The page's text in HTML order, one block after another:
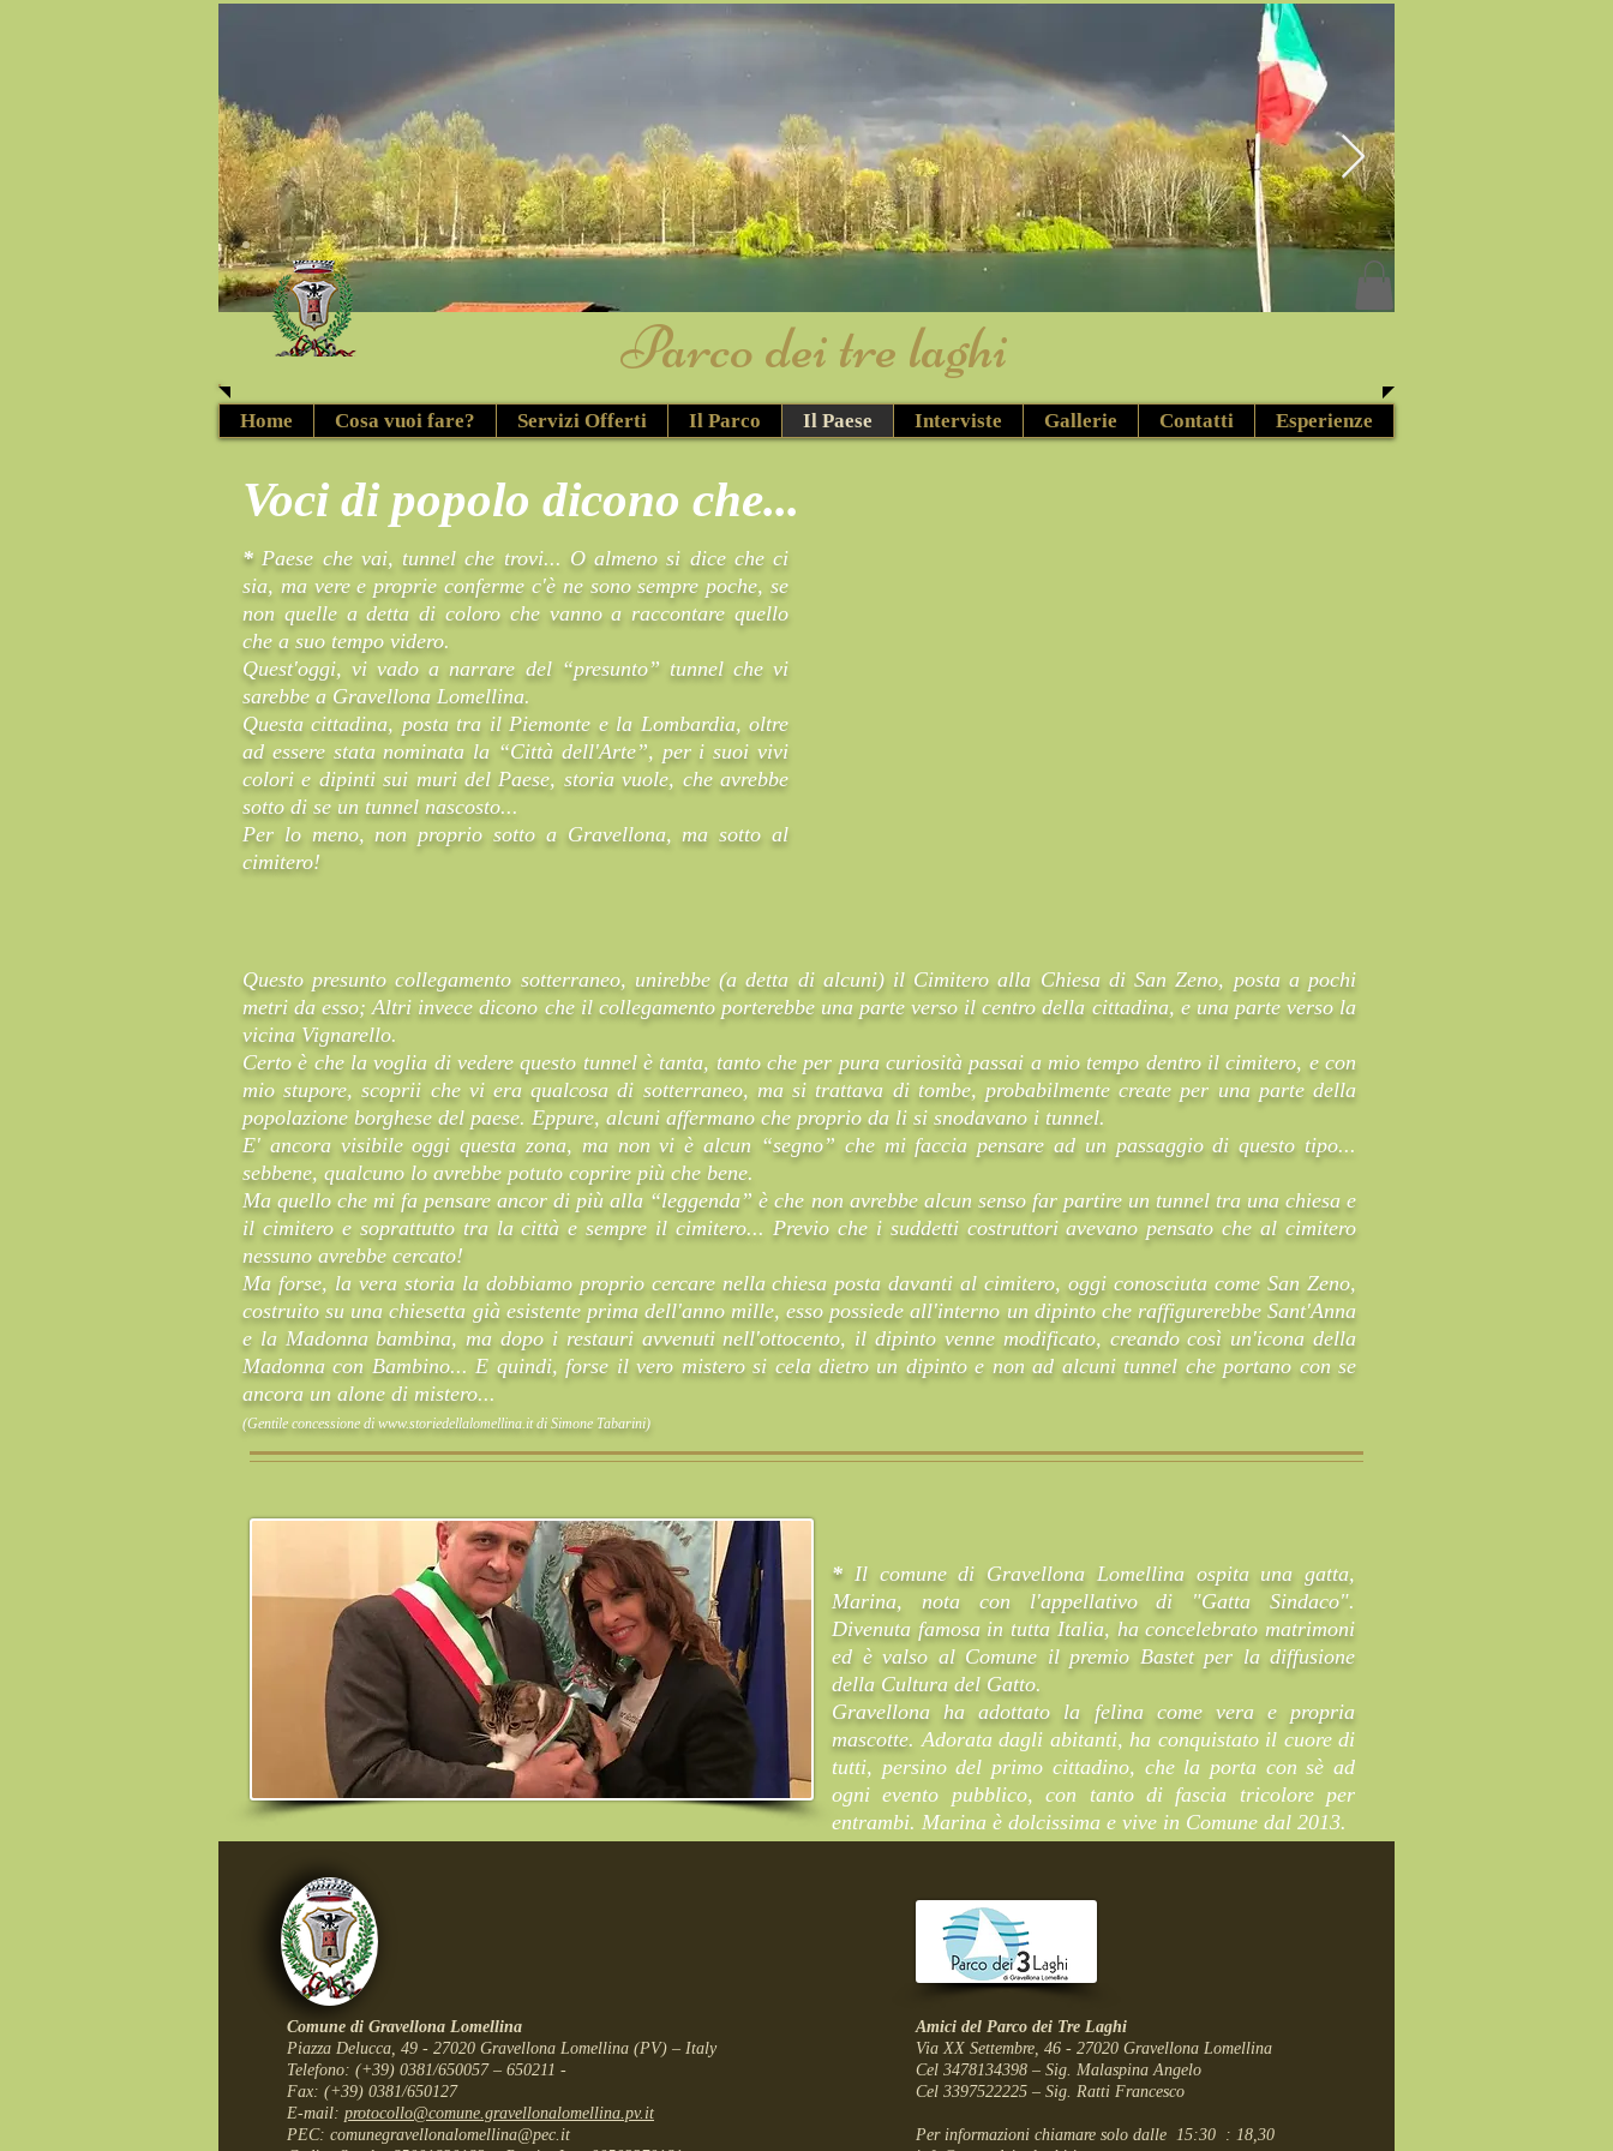
​Parco dei tre laghi
Home Cosa vuoi fare? Servizi Offerti Il Parco Il Paese Interviste Gallerie Contatti Esperienze
* Paese che vai, tunnel che trovi... O almeno si dice che ci
sia, ma vere e proprie conferme c'è ne sono sempre poche, se
non quelle a detta di coloro che vanno a raccontare quello
che a suo tempo videro.
Quest'oggi, vi vado a narrare del “presunto” tunnel che vi
sarebbe a Gravellona Lomellina.
Questa cittadina, posta tra il Piemonte e la Lombardia, oltre
ad essere stata nominata la “Città dell'Arte”, per i suoi vivi
colori e dipinti sui muri del Paese, storia vuole, che avrebbe
sotto di se un tunnel nascosto...
Per lo meno, non proprio sotto a Gravellona, ma sotto al
cimitero!
Voci di popolo dicono che...
Questo presunto collegamento sotterraneo, unirebbe (a detta di alcuni) il Cimitero alla Chiesa di San Zeno, posta a pochi
metri da esso; Altri invece dicono che il collegamento porterebbe una parte verso il centro della cittadina, e una parte verso la
vicina Vignarello.
Certo è che la voglia di vedere questo tunnel è tanta, tanto che per pura curiosità passai a mio tempo dentro il cimitero, e con
mio stupore, scoprii che vi era qualcosa di sotterraneo, ma si trattava di tombe, probabilmente create per una parte della
popolazione borghese del paese. Eppure, alcuni affermano che proprio da li si snodavano i tunnel.
E' ancora visibile oggi questa zona, ma non vi è alcun “segno” che mi faccia pensare ad un passaggio di questo tipo...
sebbene, qualcuno lo avrebbe potuto coprire più che bene.
Ma quello che mi fa pensare ancor di più alla “leggenda” è che non avrebbe alcun senso far partire un tunnel tra una chiesa e
il cimitero e soprattutto tra la città e sempre il cimitero... Previo che i suddetti costruttori avevano pensato che al cimitero
nessuno avrebbe cercato!
Ma forse, la vera storia la dobbiamo proprio cercare nella chiesa posta davanti al cimitero, oggi conosciuta come San Zeno,
costruito su una chiesetta già esistente prima dell'anno mille, esso possiede all'interno un dipinto che raffigurerebbe Sant'Anna
e la Madonna bambina, ma dopo i restauri avvenuti nell'ottocento, il dipinto venne modificato, creando così un'icona della
Madonna con Bambino... E quindi, forse il vero mistero si cela dietro un dipinto e non ad alcuni tunnel che portano con se
ancora un alone di mistero...
(Gentile concessione di www.storiedellalomellina.itdi Simone Tabarini)
* Il comune di Gravellona Lomellina ospita una gatta,
Marina, nota con l'appellativo di "Gatta Sindaco".
Divenuta famosa in tutta Italia, ha concelebrato matrimoni
ed è valso al Comune il premio Bastet per la diffusione
della Cultura del Gatto.
Gravellona ha adottato la felina come vera e propria
mascotte. Adorata dagli abitanti, ha conquistato il cuore di
tutti, persino del primo cittadino, che la porta con sè ad
ogni evento pubblico, con tanto di fascia tricolore per
entrambi. Marina è dolcissima e vive in Comune dal 2013.
Comune di Gravellona Lomellina
Piazza Delucca, 49 - 27020 Gravellona Lomellina (PV) – Italy
Telefono: (+39) 0381/650057 – 650211 -
Fax: (+39) 0381/650127
E-mail: protocollo@comune.gravellonalomellina.pv.it
PEC: comunegravellonalomellina@pec.it
Amici del Parco dei Tre Laghi
Via XX Settembre, 46 - 27020 Gravellona Lomellina
Cel 3478134398 – Sig. Malaspina Angelo
Cel 3397522225 – Sig. Ratti Francesco
Per informazioni chiamare solo dalle 15:30 : 18,30